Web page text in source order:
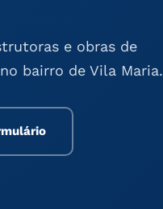
e obras de
bairro de Vila Maria.